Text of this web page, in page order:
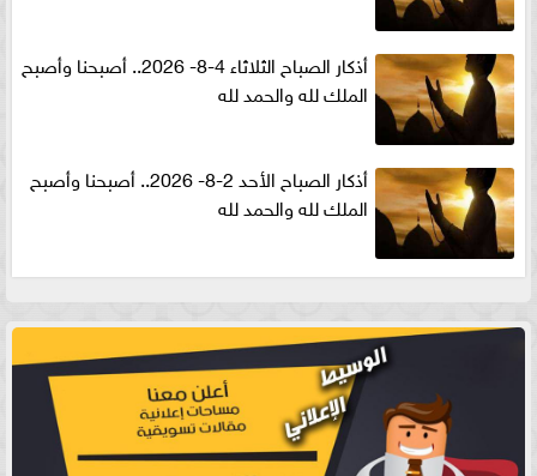
أذكار الصباح الثلاثاء 4-8- 2026.. أصبحنا وأصبح
الملك لله والحمد لله
أذكار الصباح الأحد 2-8- 2026.. أصبحنا وأصبح
الملك لله والحمد لله